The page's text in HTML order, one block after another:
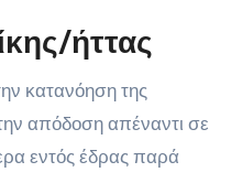
ήττας
κατανόηση της
απόδοση απέναντι σε
εντός έδρας παρά